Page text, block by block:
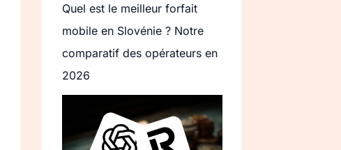
Quel est le meilleur forfait
mobile en Slovénie ? Notre
comparatif des opérateurs en
2026